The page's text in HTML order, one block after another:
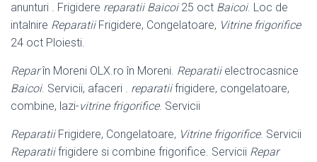
anunturi . Frigidere reparatii Baicoi25 oct Baicoi. Loc de
intalnire ReparatiiFrigidere, Congelatoare, Vitrine frigorifice
24 oct Ploiesti.
Reparîn Moreni OLX.ro în Moreni. Reparatiielectrocasnice
Baicoi. Servicii, afaceri . reparatiifrigidere, congelatoare,
combine, lazi-vitrine frigorifice. Servicii
ReparatiiFrigidere, Congelatoare, Vitrine frigorifice. Servicii
Reparatiifrigidere si combine frigorifice. Servicii Repar